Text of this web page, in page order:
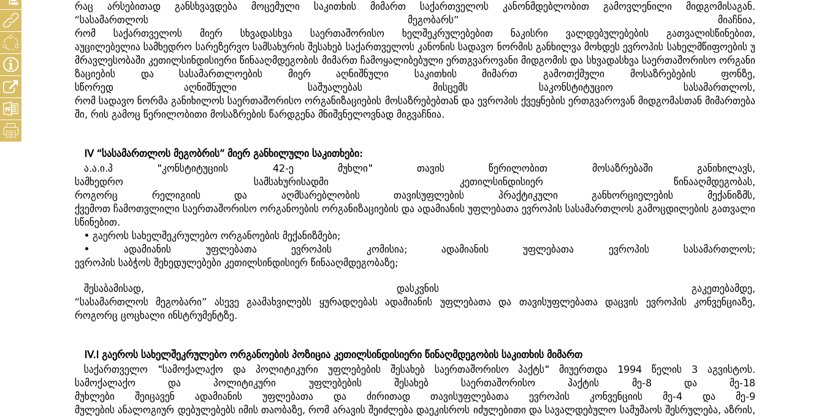
რაც
არსებითად განსხვავდება მოცემული საკითხის მიმართ საქართველოს კანონმდებლობით გამოვლენილი მიდგომისაგან.
“სასამართლოს მეგობარს” მიაჩნია,
რომ
საქართველოს მიერ სხვადასხვა საერთაშორისო ხელშეკრულებებით ნაკისრი ვალდებულებების გათვალისწინებით,
აუცილებელია სამხედრო სარეზერვო სამსახურის შესახებ საქართველოს კანონის სადავო ნორმის განხილვა მოხდეს ევროპის სახელმწიფოების უ
მრავლესობაში კეთილსინდისიერი წინააღმდეგობის მიმართ ჩამოყალიბებული ერთგვაროვანი მიდგომის და სხვადასხვა საერთაშორისო ორგანი
ზაციების
და სასამართლოების მიერ აღნიშნული საკითხის მიმართ გამოთქმული მოსაზრებების ფონზე,
სწორედ
აღნიშნული საშუალებას მისცემს საკონსტიტუციო სასამართლოს,
რომ სადავო ნორმა განიხილოს საერთაშორისო ორგანიზაციების მოსაზრებებთან და ევროპის ქვეყნების ერთგვაროვან მიდგომასთან მიმართება
ში, რის გამოც წერილობითი მოსაზრების წარდგენა მნიშვნელოვნად მიგვაჩნია.
IV “სასამართლოს მეგობრის” მიერ განხილული საკითხები:
ა.ა.ი.პ "კონსტიტუციის 42-ე მუხლი"თავის წერილობით მოსაზრებაში განიხილავს,
სამხედრო
სამსახურისადმი კეთილსინდისიერ წინააღმდეგობას,
როგორც
რელიგიის და აღმსარებლობის თავისუფლების პრაქტიკული განხორციელების მექანიზმს,
ქვემოთ ჩამოთვლილი საერთაშორისო ორგანოების ორგანიზაციების და ადამიანის უფლებათა ევროპის სასამართლოს გამოცდილების გათვალი
სწინებით.
• გაეროს სახელშეკრულებო ორგანოების მექანიზმები;
•ადამიანის უფლებათა ევროპის კომისია; ადამიანის უფლებათა ევროპის სასამართლოს;
ევროპის საბჭოს შეხედულებები კეთილსინდისიერ წინააღმდეგობაზე;
შესაბამისად, დასკვნის გაკეთებამდე,
“სასამართლოს მეგობარი” ასევე გაამახვილებს ყურადღებას ადამიანის უფლებათა და თავისუფლებათა დაცვის ევროპის კონვენციაზე,
როგორც ცოცხალი ინსტრუმენტზე.
IV.I გაეროს სახელშეკრულებო ორგანოების პოზიცია კეთილსინდისიერი წინაღმდეგობის საკითხის მიმართ
საქართველო "სამოქალაქო და პოლიტიკური უფლებების შესახებ საერთაშორისო პაქტს"მიუერთდა 1994წელის 3აგვისტოს.
სამოქალაქო
და პოლიტიკური უფლებების შესახებ საერთაშორისო პაქტის მე-8 და მე-18
მუხლები
შეიცავენ ადამიანის უფლებათა და ძირითად თავისუფლებათა ევროპის კონვენციის მე-4 და მე-9
მულების ანალოგიურ დებულებებს იმის თაობაზე,რომ არავის შეიძლება დაეკისროს იძულებითი და სავალდებულო სამუშაოს შესრულება,აზრის,